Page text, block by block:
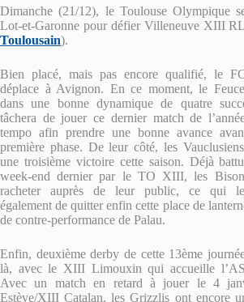
Dimanche (21/12), le Toulouse Olympique
Lot-et-Garonne pour défier Villeneuve XIII
Toulousain).
Bien placé, mais pas encore qualifié, le
déplace à Avignon. En ce moment, le
dans une bonne dynamique de quatre
tâchera de jouer ce dernier match de
tempo afin prendre une bonne avance
première phase. De leur côté, les
une troisième victoire cette saison. Déjà
week-end dernier par le TO XIII, les
racheter auprès de leur public, ce qui
également de quitter enfin cette place de
de contre-performance de Palau.
Enfin, deuxième derby de cette 13ème
là, avec le XIII Limouxin qui accueille l’AS
Avec un match en retard à jouer le 4
Estève/XIII Catalan, les Grizzlis ont encore